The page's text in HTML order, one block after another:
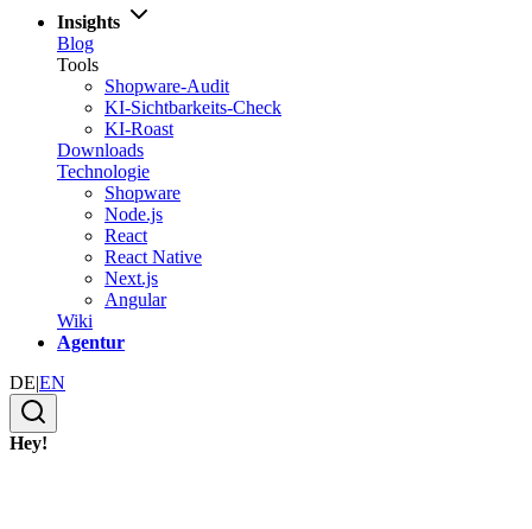
Insights
Blog
Tools
Shopware-Audit
KI-Sichtbarkeits-Check
KI-Roast
Downloads
Technologie
Shopware
Node.js
React
React Native
Next.js
Angular
Wiki
Agentur
DE|EN
Hey!